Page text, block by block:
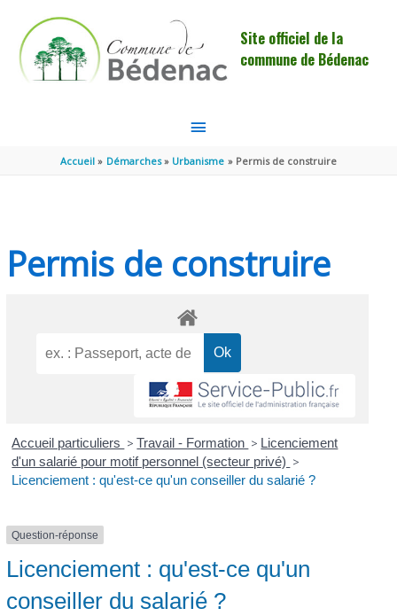
Site officiel de la
commune de Bédenac
MENU
PRINCIPAL
Accueil Démarches Urbanisme Permis de construire
Permis de construire
Accueil particuliers > Travail - Formation > Licenciement
d'un salarié pour motif personnel (secteur privé) >
Licenciement : qu'est-ce qu'un conseiller du salarié ?
Question-réponse
Licenciement : qu'est-ce qu'un
conseiller du salarié ?